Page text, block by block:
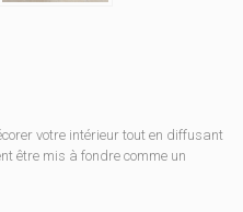
votre intérieur tout en diffusant
être mis à fondre comme un